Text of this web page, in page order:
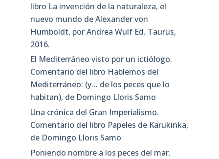
libro La invención de la naturaleza, el
nuevo mundo de Alexander von
Humboldt, por Andrea Wulf Ed. Taurus,
2016.
El Mediterráneo visto por un ictiólogo.
Comentario del libro Hablemos del
Mediterráneo: (y… de los peces que lo
habitan), de Domingo Lloris Samo
Una crónica del Gran Imperialismo.
Comentario del libro Papeles de Karukinka,
de Domingo Lloris Samo
Poniendo nombre a los peces del mar.